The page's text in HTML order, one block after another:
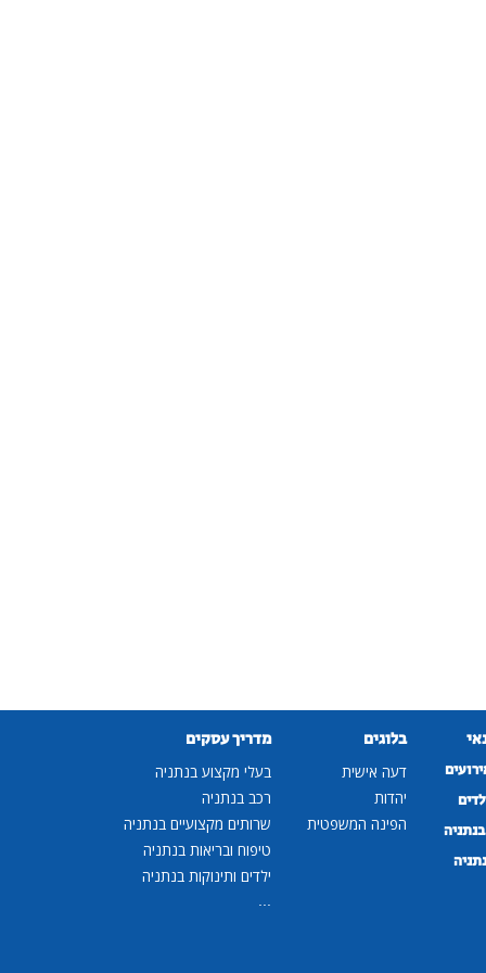
בלוגים
דעה אישית
יהדות
הפינה המשפטית
מדריך עסקים
בעלי מקצוע בנתניה
רכב בנתניה
שרותים מקצועיים בנתניה
טיפוח ובריאות בנתניה
ילדים ותינוקות בנתניה